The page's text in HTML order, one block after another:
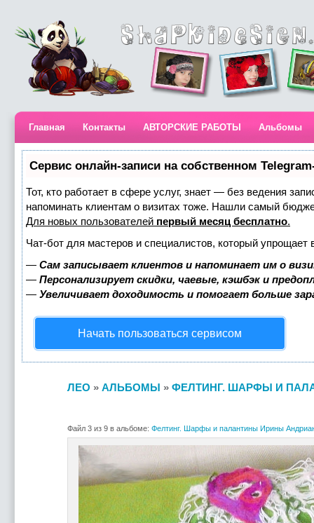
Главная Контакты АВТОРСКИЕ РАБОТЫ Альбомы
Сервис онлайн-записи на собственном
Тот, кто работает в сфере услуг, знает — без ведения
напоминать клиентам о визитах тоже. Нашли самый
Для новых пользователей первый месяц бесплатно.
Чат-бот для мастеров и специалистов, который упрощает
— Сам записывает клиентов и напоминает им о
— Персонализирует скидки, чаевые, кэшбэк и
— Увеличивает доходимость и помогает больше
Начать пользоваться сервисом
ЛЕО » АЛЬБОМЫ » ФЕЛТИНГ. ШАРФЫ И
Файл 3 из 9 в альбоме: Фелтинг. Шарфы и палантины Ирины